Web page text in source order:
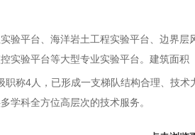
验平台、海洋岩土工程实验平台、边界层
实验平台等大型专业实验平台。建筑面积
称4人，已形成一支梯队结构合理、技术
学科全方位高层次的技术服务。